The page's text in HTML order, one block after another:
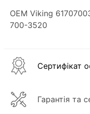
OEM Viking
700-3520
Сертифікат
Гарантія та